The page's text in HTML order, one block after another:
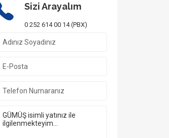
Sizi Arayalım
0 252 614 00 14 (PBX)